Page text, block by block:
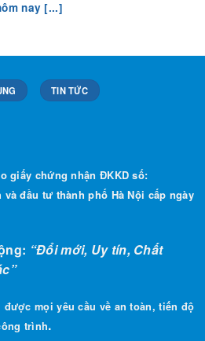
đầu tư thành phố Hà Nội cấp ngày
trình.